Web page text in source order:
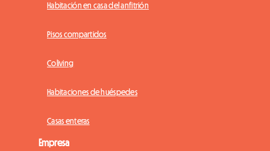
Habitación en casa del anfitrión
Pisos compartidos
Coliving
Habitaciones de huéspedes
Casas enteras
Empresa